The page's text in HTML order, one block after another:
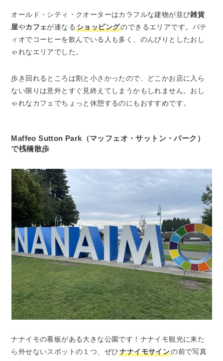
オールド・シティ・クオーターはカラフルな建物が並び雑貨
屋やカフェが連なるショッピングのできるエリアです。パテ
ィオでコーヒーを飲んでいる人も多く、のんびりとしたおし
ゃれなエリアでした。
歩き回れるところは割と小さかったので、どこかお店に入ら
ない限りは意外とすぐ見終えてしまうかもしれません。おし
ゃれなカフェでちょっと休憩するのにもおすすめです。
Maffeo Sutton Park（マッフェオ・サットン・パーク）
で桟橋散歩
ナナイモの看板がある大きな公園です！ナナイモ観光に来た
ら外せないスポットの１つ、ぜひナナイモサインの前で写真